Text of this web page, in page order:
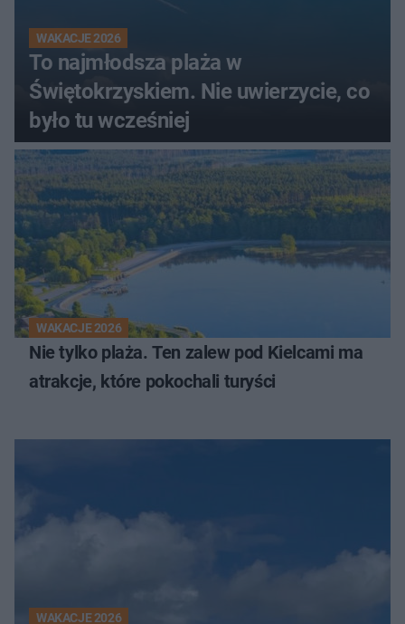
WAKACJE 2026
To najmłodsza plaża w
Świętokrzyskiem. Nie uwierzycie, co
było tu wcześniej
WAKACJE 2026
Nie tylko plaża. Ten zalew pod Kielcami ma
atrakcje, które pokochali turyści
WAKACJE 2026